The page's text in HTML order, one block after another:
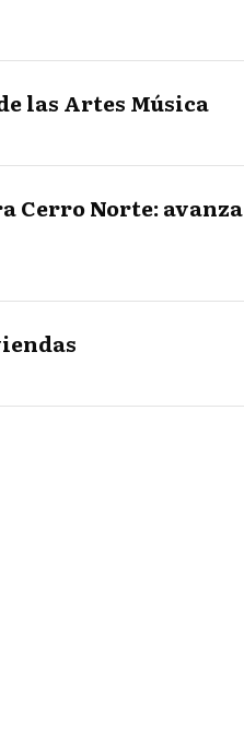
las Artes Música
Cerro Norte: